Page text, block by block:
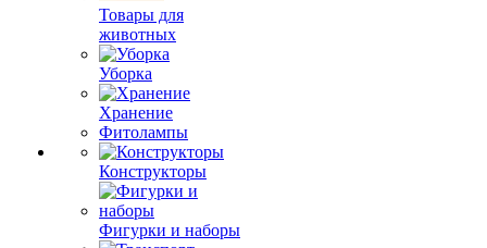
Товары для
животных
Уборка
Хранение
Фитолампы
Конструкторы
Фигурки и наборы